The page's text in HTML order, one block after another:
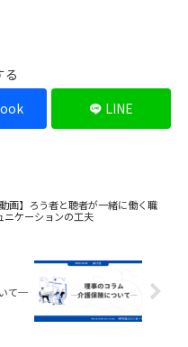
る
LINE
画】ろう者と聴者が一緒に働く職
ニケーションの工夫
て─